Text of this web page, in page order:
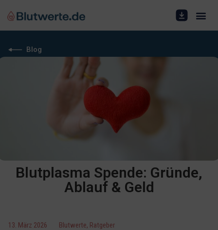
Blog
Blutplasma Spende: Gründe,
Ablauf & Geld
13. März 2026 Blutwerte, Ratgeber